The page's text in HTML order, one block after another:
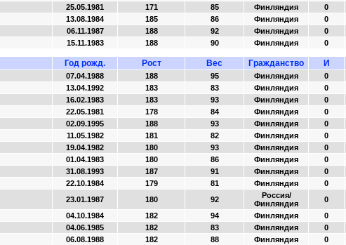
25.05.1981 171 85 Финляндия 0
13.08.1984 185 86 Финляндия 0
06.11.1987 188 92 Финляндия 0
15.11.1983 188 90 Финляндия 0
Год рожд. Рост Вес Гражданство И
07.04.1988 188 95 Финляндия 0
13.04.1992 183 83 Финляндия 0
16.02.1983 183 93 Финляндия 0
22.05.1981 178 84 Финляндия 0
02.09.1995 188 93 Финляндия 0
11.05.1982 181 82 Финляндия 0
19.04.1982 180 93 Финляндия 0
01.04.1983 180 86 Финляндия 0
31.08.1993 187 91 Финляндия 0
22.10.1984 179 81 Финляндия 0
23.01.1987 180 92
Россия/
Финляндия
0
04.10.1984 182 94 Финляндия 0
04.06.1985 182 83 Финляндия 0
06.08.1988 182 88 Финляндия 0